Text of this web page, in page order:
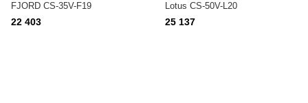
FJORD CS-35V-F19
22 403
Lotus CS-50V-L20
25 137